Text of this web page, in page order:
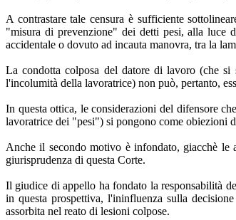
A contrastare tale censura è sufficiente
"misura di prevenzione" dei detti pesi, alla luce
accidentale o dovuto ad incauta manovra, tra la
La condotta colposa del datore di lavoro (che si
l'incolumità della lavoratrice) non può, pertanto,
In questa ottica, le considerazioni del difensore
lavoratrice dei "pesi") si pongono come obiezioni
Anche il secondo motivo è infondato, giacchè le
giurisprudenza di questa Corte.
Il giudice di appello ha fondato la responsabilità
in questa prospettiva, l'ininfluenza sulla
assorbita nel reato di lesioni colpose.